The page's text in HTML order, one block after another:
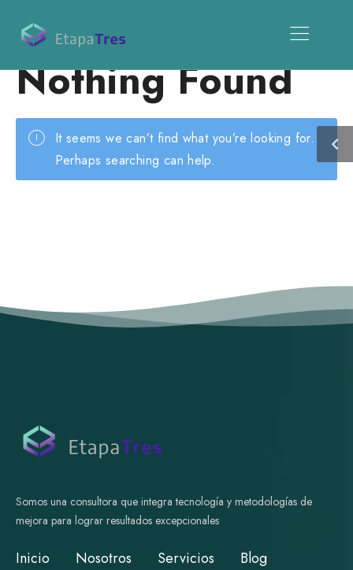
Nothing Found
It seems we can’t find what you’re looking for.
Perhaps searching can help.
Somos una consultora que integra tecnología y metodologías de
mejora para lograr resultados excepcionales
Inicio Nosotros Servicios
Blog